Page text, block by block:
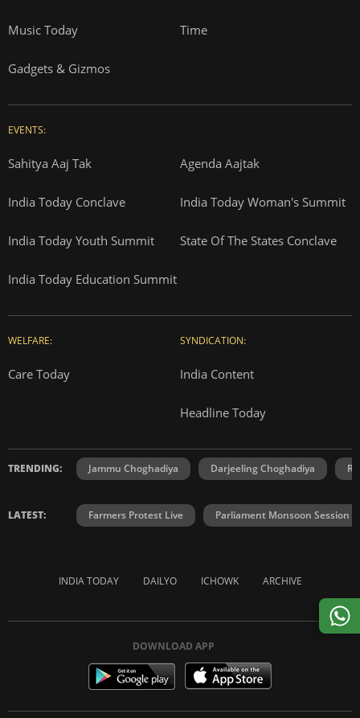
Music Today Time
Gadgets & Gizmos
EVENTS:
Sahitya Aaj Tak Agenda Aajtak
India Today Conclave India Today Woman's Summit
India Today Youth Summit State Of The States Conclave
India Today Education Summit
WELFARE:
Care Today
SYNDICATION:
India Content
Headline Today
TRENDING: Jammu Choghadiya Darjeeling Choghadiya
LATEST: Farmers Protest Live Parliament Monsoon Session
INDIA TODAY DAILYO ICHOWK ARCHIVE
DOWNLOAD APP